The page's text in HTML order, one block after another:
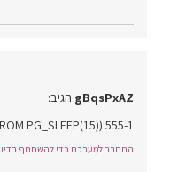
gBqsPxAZ הגיב:
555-1 OR 437=(SELECT 437 FROM PG_SLEEP(15))–
התחבר למערכת כדי להשתתף בדיון